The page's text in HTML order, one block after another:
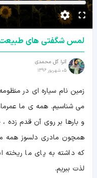
لمس شگفتی های طبیعت
آترا گل محمدی
05 شهریور 1396
زمین نام سیاره ای در
می شناسیم. همه ی ما عمرمان
و بارها بر روی آن قدم زده
همچون مادری دلسوز همه
که داشته به پای ما
لذت ببریم.